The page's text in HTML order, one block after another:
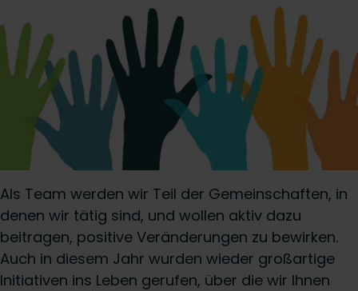
Als Team werden wir Teil der Gemeinschaften, in
denen wir tätig sind, und wollen aktiv dazu
beitragen, positive Veränderungen zu bewirken.
Auch in diesem Jahr wurden wieder großartige
Initiativen ins Leben gerufen, über die wir Ihnen